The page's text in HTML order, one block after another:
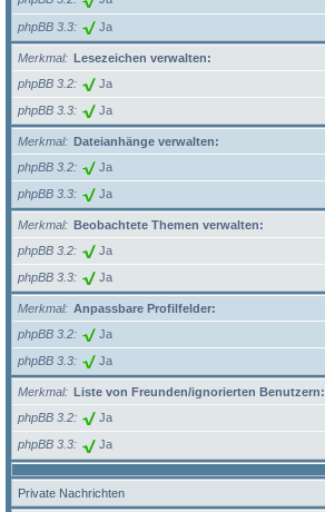
phpBB 3.3 Ja
Merkmal
Lesezeichen verwalten:
phpBB 3.2
Ja
phpBB 3.3 Ja
Merkmal
Dateianhänge verwalten:
phpBB 3.2
Ja
phpBB 3.3 Ja
Merkmal
Beobachtete Themen verwalten:
phpBB 3.2
Ja
phpBB 3.3 Ja
Merkmal
Anpassbare Profilfelder:
phpBB 3.2
Ja
phpBB 3.3 Ja
Merkmal
Liste von Freunden/ignorierten Benutzern:
phpBB 3.2
Ja
phpBB 3.3 Ja
Private Nachrichten